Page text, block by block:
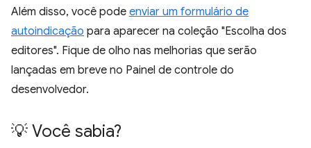
Além disso, você pode enviar um formulário de
autoindicação para aparecer na coleção "Escolha dos
editores". Fique de olho nas melhorias que serão
lançadas em breve no Painel de controle do
desenvolvedor.
💡 Você sabia?